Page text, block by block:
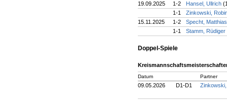
19.09.2025 1-2 Hansel, Ullrich
1-1
Zinkowski,
15.11.2025
1-2
Specht,
1-1
Stamm, Rüdiger
Doppel-Spiele
Datum Partner
09.05.2026 D1-D1